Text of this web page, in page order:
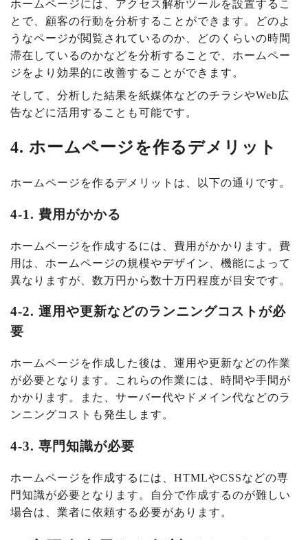
ホームページには、アクセス解析ツールを設置するこ
とで、顧客の行動を分析することができます。どのよ
うなページが閲覧されているのか、どのくらいの時間
滞在しているのかなどを分析することで、ホームペー
ジをより効果的に改善することができます。
そして、分析した結果を紙媒体などのチラシやWeb広
告などに活用することも可能です。
4. ホームページを作るデメリット
ホームページを作るデメリットは、以下の通りです。
4-1. 費用がかかる
ホームページを作成するには、費用がかかります。費
用は、ホームページの規模やデザイン、機能によって
異なりますが、数万円から数十万円程度が目安です。
4-2. 運用や更新などのランニングコストが必
要
ホームページを作成した後は、運用や更新などの作業
が必要となります。これらの作業には、時間や手間が
かかります。また、サーバー代やドメイン代などのラ
ンニングコストも発生します。
4-3. 専門知識が必要
ホームページを作成するには、HTMLやCSSなどの専
門知識が必要となります。自分で作成するのが難しい
場合は、業者に依頼する必要があります。